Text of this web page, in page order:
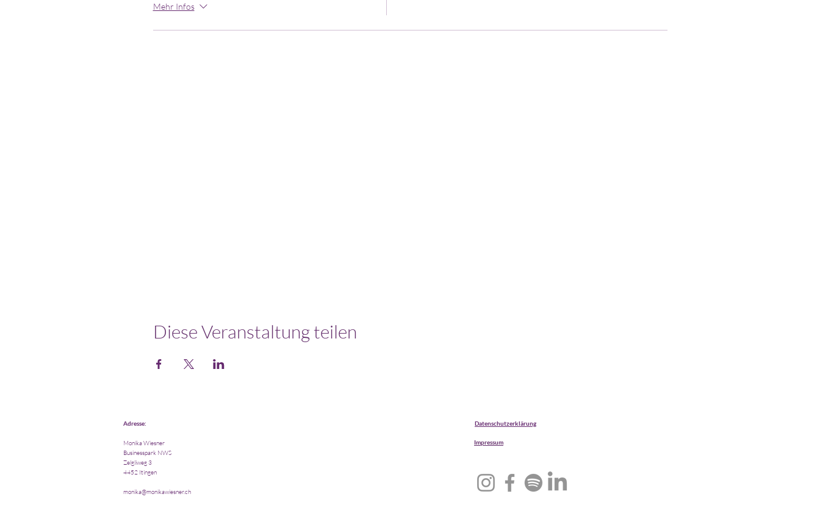
Mehr Infos
Diese Veranstaltung teilen
Adresse:
Monika Wiesner
Businesspark NWS
Zelgliweg 3
4452 Itingen
monika@monikawiesner.ch
Datenschutzerklärung
Impressum